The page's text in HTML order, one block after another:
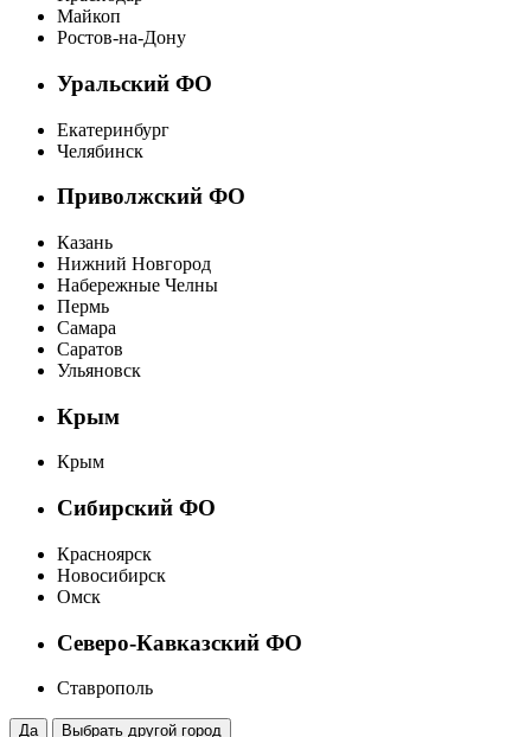
Майкоп
Ростов-на-Дону
Уральский ФО
Екатеринбург
Челябинск
Приволжский ФО
Казань
Нижний Новгород
Набережные Челны
Пермь
Самара
Саратов
Ульяновск
Крым
Крым
Сибирский ФО
Красноярск
Новосибирск
Омск
Северо-Кавказский ФО
Ставрополь